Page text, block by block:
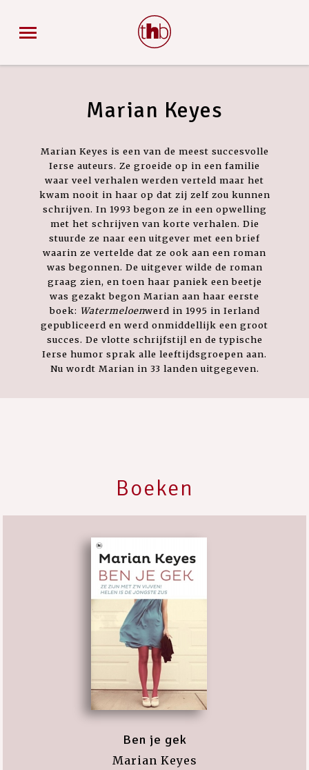
Marian Keyes
Marian Keyes is een van de meest succesvolle
Ierse auteurs. Ze groeide op in een familie
waar veel verhalen werden verteld maar het
kwam nooit in haar op dat zij zelf zou kunnen
schrijven. In 1993 begon ze in een opwelling
met het schrijven van korte verhalen. Die
stuurde ze naar een uitgever met een brief
waarin ze vertelde dat ze ook aan een roman
was begonnen. De uitgever wilde de roman
graag zien, en toen haar paniek een beetje
was gezakt begon Marian aan haar eerste
boek: Watermeloenwerd in 1995 in Ierland
gepubliceerd en werd onmiddellijk een groot
succes. De vlotte schrijfstijl en de typische
Ierse humor sprak alle leeftijdsgroepen aan.
Nu wordt Marian in 33 landen uitgegeven.
Boeken
Ben je gek
Marian Keyes